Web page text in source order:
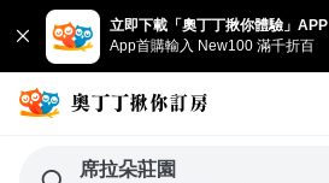
立即下載「奧丁丁揪你體驗」APP
App首購輸入 New100 滿千折百
席拉朵莊園